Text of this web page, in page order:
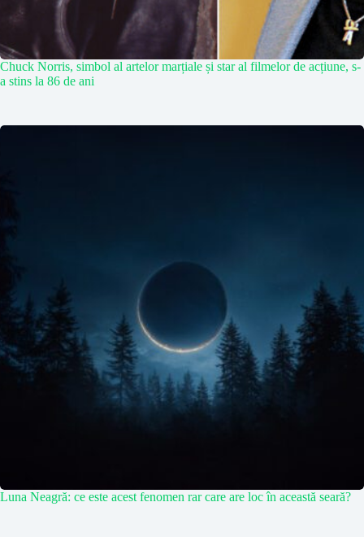
Chuck Norris, simbol al artelor marțiale și star al filmelor de acțiune, s-
a stins la 86 de ani
Luna Neagră: ce este acest fenomen rar care are loc în această seară?